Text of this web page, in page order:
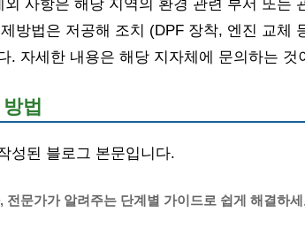
사항은 해당 지역의 환경 관련 부서 또는
방법은 저공해 조치 (DPF 장착, 엔진 교체
. 자세한 내용은 해당 지자체에 문의하는 것
법
성된 블로그 본문입니다.
전문가가 알려주는 단계별 가이드로 쉽게 해결하